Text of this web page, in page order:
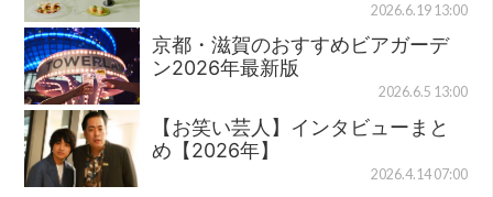
2026.6.19 13:00
京都・滋賀のおすすめビアガーデ
ン2026年最新版
2026.6.5 13:00
【お笑い芸人】インタビューまと
め【2026年】
2026.4.14 07:00